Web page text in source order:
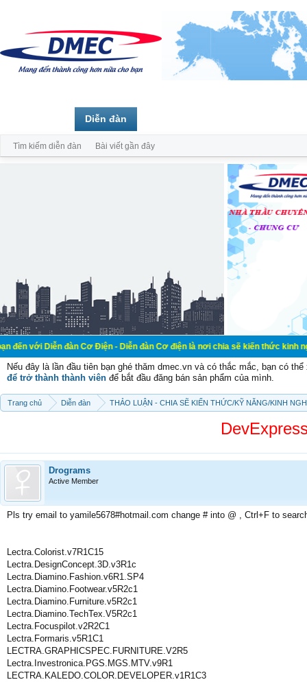
đàn Cơ Điện - Diễn đàn Cơ điện là nơi chia sẽ kiến thức kinh nghiệm
Nếu đây là lần đầu tiên bạn ghé thăm dmec.vn và có thắc mắc, bạn có
để trở thành thành viên để bắt đầu đăng bán sản phẩm của mình.
Trang chủ Diễn đàn THẢO LUẬN - CHIA SẼ KIẾN THỨC/KỸ NĂNG/KINH
Drograms
Active Member
Pls try email to yamile5678#hotmail.com change # into @ , Ctrl+F to
Lectra.Colorist.v7R1C15
Lectra.DesignConcept.3D.v3R1c
Lectra.Diamino.Fashion.v6R1.SP4
Lectra.Diamino.Footwear.v5R2c1
Lectra.Diamino.Furniture.v5R2c1
Lectra.Diamino.TechTex.V5R2c1
Lectra.Focuspilot.v2R2C1
Lectra.Formaris.v5R1C1
LECTRA.GRAPHICSPEC.FURNITURE.V2R5
Lectra.Investronica.PGS.MGS.MTV.v9R1
LECTRA.KALEDO.COLOR.DEVELOPER.v1R1C3
Diễn đàn
Tìm kiếm diễn đàn Bài viết gần đây